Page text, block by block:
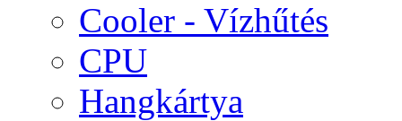
Cooler - Vízhűtés
CPU
Hangkártya